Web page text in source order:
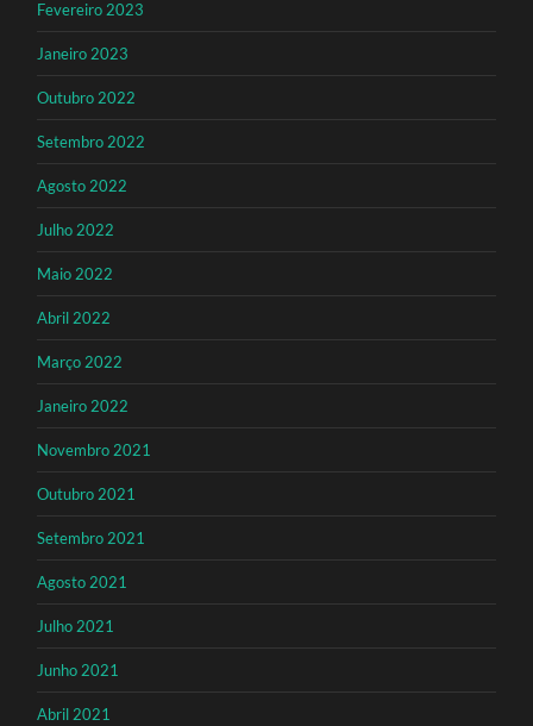
Fevereiro 2023
Janeiro 2023
Outubro 2022
Setembro 2022
Agosto 2022
Julho 2022
Maio 2022
Abril 2022
Março 2022
Janeiro 2022
Novembro 2021
Outubro 2021
Setembro 2021
Agosto 2021
Julho 2021
Junho 2021
Abril 2021